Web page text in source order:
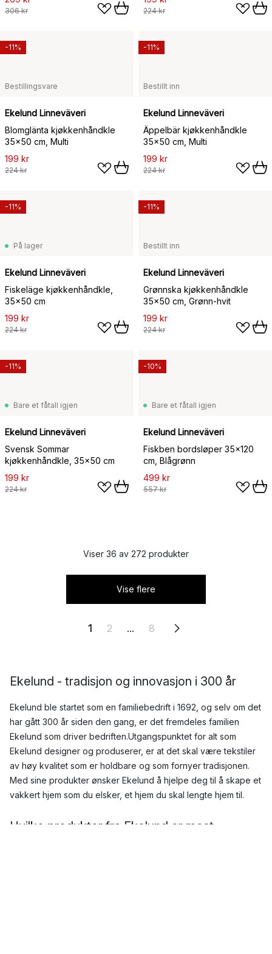
306 kr 224 kr
Bestillingsvare
Ekelund Linneväveri
Blomglänta kjøkkenhåndkle
35x50 cm, Multi
199 kr
224 kr
-11%
Bestillt inn
Ekelund Linneväveri
Äppelbär kjøkkenhåndkle
35x50 cm, Multi
199 kr
224 kr
-11%
På lager
Ekelund Linneväveri
Fiskeläge kjøkkenhåndkle,
35x50 cm
199 kr
224 kr
-11%
Bestillt inn
Ekelund Linneväveri
Grønnska kjøkkenhåndkle
35x50 cm, Grønn-hvit
199 kr
224 kr
-11%
Bare et fåtall igjen
Ekelund Linneväveri
Svensk Sommar
kjøkkenhåndkle, 35x50 cm
199 kr
224 kr
-11%
Bare et fåtall igjen
Ekelund Linneväveri
Fiskben bordsløper 35x120
cm, Blågrønn
499 kr
557 kr
-10%
Viser 36 av 272 produkter
Vise flere
1 2 ... 8
Ekelund - tradisjon og innovasjon i 300 år
Ekelund ble startet som en familiebedrift i 1692, og selv om det
har gått 300 år siden den gang, er det fremdeles familien
Ekelund som driver bedriften.Utgangspunktet for alt som
Ekelund designer og produserer, er at det skal være tekstiler
av høy kvalitet som er holdbare og som fornyer tradisjonen.
Med sine produkter ønsker Ekelund å hjelpe deg til å skape et
vakkert hjem som du elsker, et hjem du skal lengte hjem til.
Hvilke produkter fra Ekelund er mest